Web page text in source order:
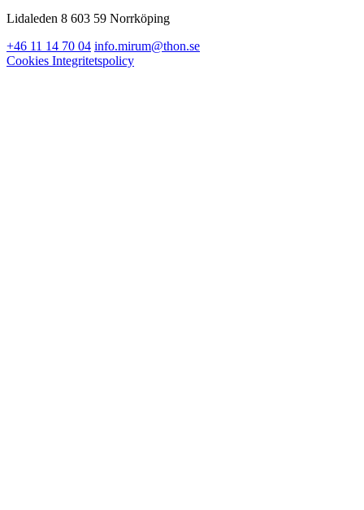
Lidaleden 8 603 59 Norrköping
+46 11 14 70 04 info.mirum@thon.se
Cookies Integritetspolicy